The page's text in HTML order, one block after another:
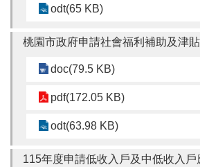
odt(65 KB)
桃園市政府申請社會福利補助及津
doc(79.5 KB)
pdf(172.05 KB)
odt(63.98 KB)
115年度申請低收入戶及中低收入